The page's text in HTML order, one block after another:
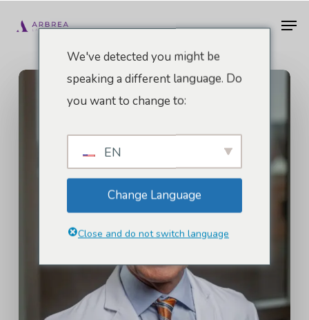
principale
We've detected you might be
speaking a different language. Do
you want to change to:
EN
Change Language
Close and do not switch language